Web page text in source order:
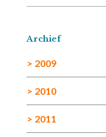
Archief
> 2009
> 2010
> 2011